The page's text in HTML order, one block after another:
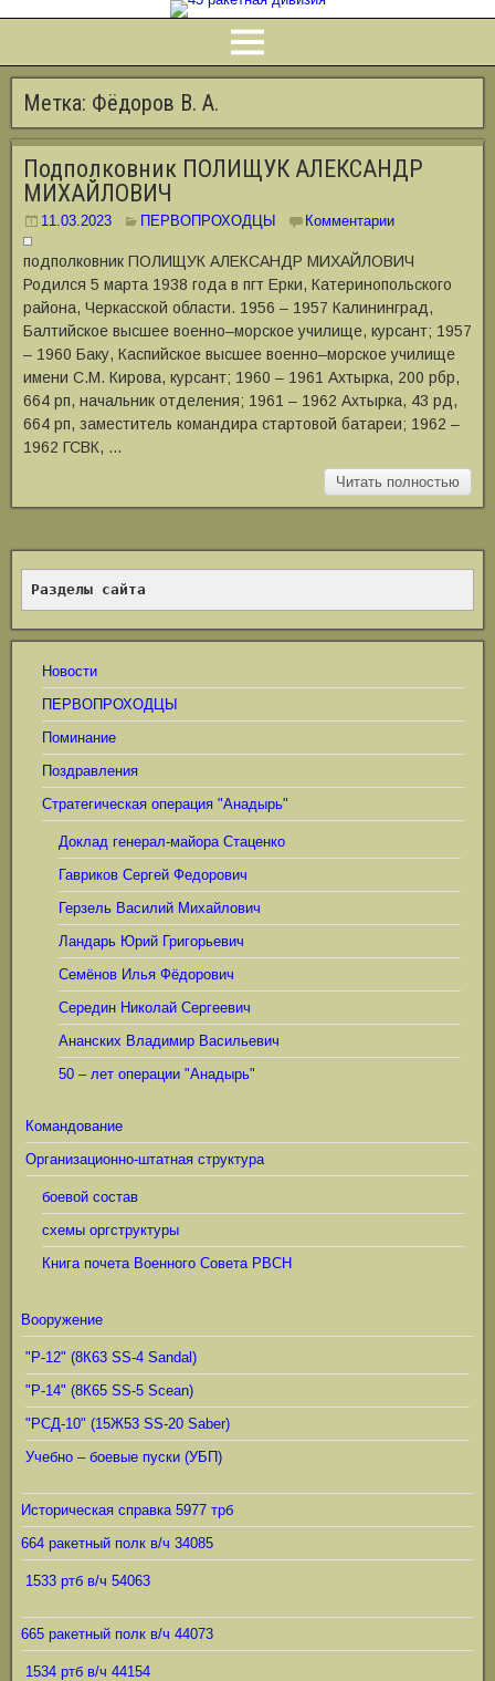
Метка: Фёдоров В. А.
Подполковник ПОЛИЩУК АЛЕКСАНДР
МИХАЙЛОВИЧ
11.03.2023 ПЕРВОПРОХОДЦЫ Комментарии
подполковник ПОЛИЩУК АЛЕКСАНДР МИХАЙЛОВИЧ
Родился 5 марта 1938 года в пгт Ерки, Катеринопольского
района, Черкасской области. 1956 ‒ 1957 Калининград,
Балтийское высшее военно‒морское училище, курсант; 1957
‒ 1960 Баку, Каспийское высшее военно‒морское училище
имени С.М. Кирова, курсант; 1960 ‒ 1961 Ахтырка, 200 рбр,
664 рп, начальник отделения; 1961 ‒ 1962 Ахтырка, 43 рд,
664 рп, заместитель командира стартовой батареи; 1962 ‒
1962 ГСВК, …
Читать полностью
Разделы сайта
Новости
ПЕРВОПРОХОДЦЫ
Поминание
Поздравления
Стратегическая операция "Анадырь"
Доклад генерал-майора Стаценко
Гавриков Сергей Федорович
Герзель Василий Михайлович
Ландарь Юрий Григорьевич
Семёнов Илья Фёдорович
Середин Николай Сергеевич
Ананских Владимир Васильевич
50 – лет операции "Анадырь"
Командование
Организационно-штатная структура
боевой состав
схемы оргструктуры
Книга почета Военного Совета РВСН
Вооружение
"Р-12" (8К63 SS-4 Sandal)
"Р-14" (8К65 SS-5 Scean)
"РСД-10" (15Ж53 SS-20 Saber)
Учебно – боевые пуски (УБП)
Историческая справка 5977 трб
664 ракетный полк в/ч 34085
1533 ртб в/ч 54063
665 ракетный полк в/ч 44073
1534 ртб в/ч 44154